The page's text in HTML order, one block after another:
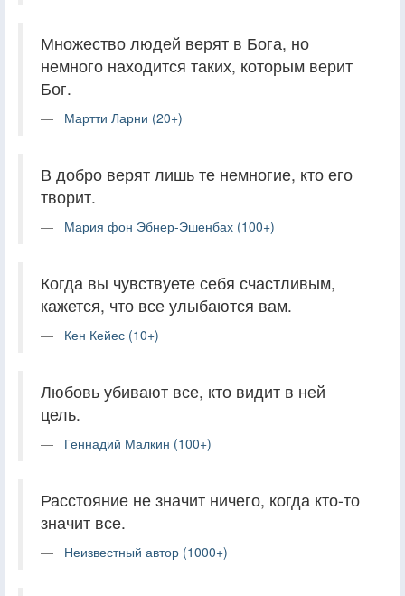
Множество людей верят в Бога, но
немного находится таких, которым верит
Бог.
Мартти Ларни (20+)
В добро верят лишь те немногие, кто его
творит.
Мария фон Эбнер-Эшенбах (100+)
Когда вы чувствуете себя счастливым,
кажется, что все улыбаются вам.
Кен Кейес (10+)
Любовь убивают все, кто видит в ней
цель.
Геннадий Малкин (100+)
Расстояние не значит ничего, когда кто-то
значит все.
Неизвестный автор (1000+)